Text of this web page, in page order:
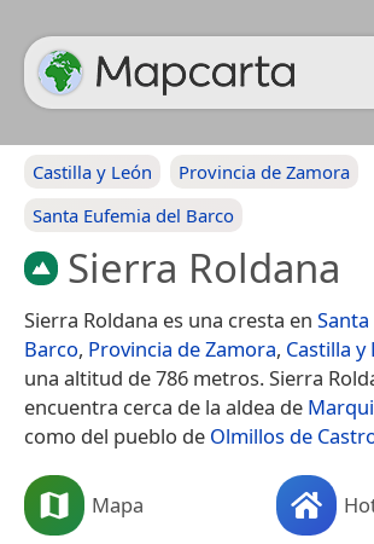
Castilla y León
Provincia de Zamora
Santa Eufemia del Barco
Sierra Roldana
Sierra Roldana es una cresta en
Barco, Provincia de Zamora, Castilla y
una altitud de 786 metros. Sierra
encuentra cerca de la aldea de
como del pueblo de Olmillos de
Mapa